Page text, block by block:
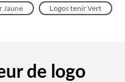
Jaune Logos tenir Vert
de logo